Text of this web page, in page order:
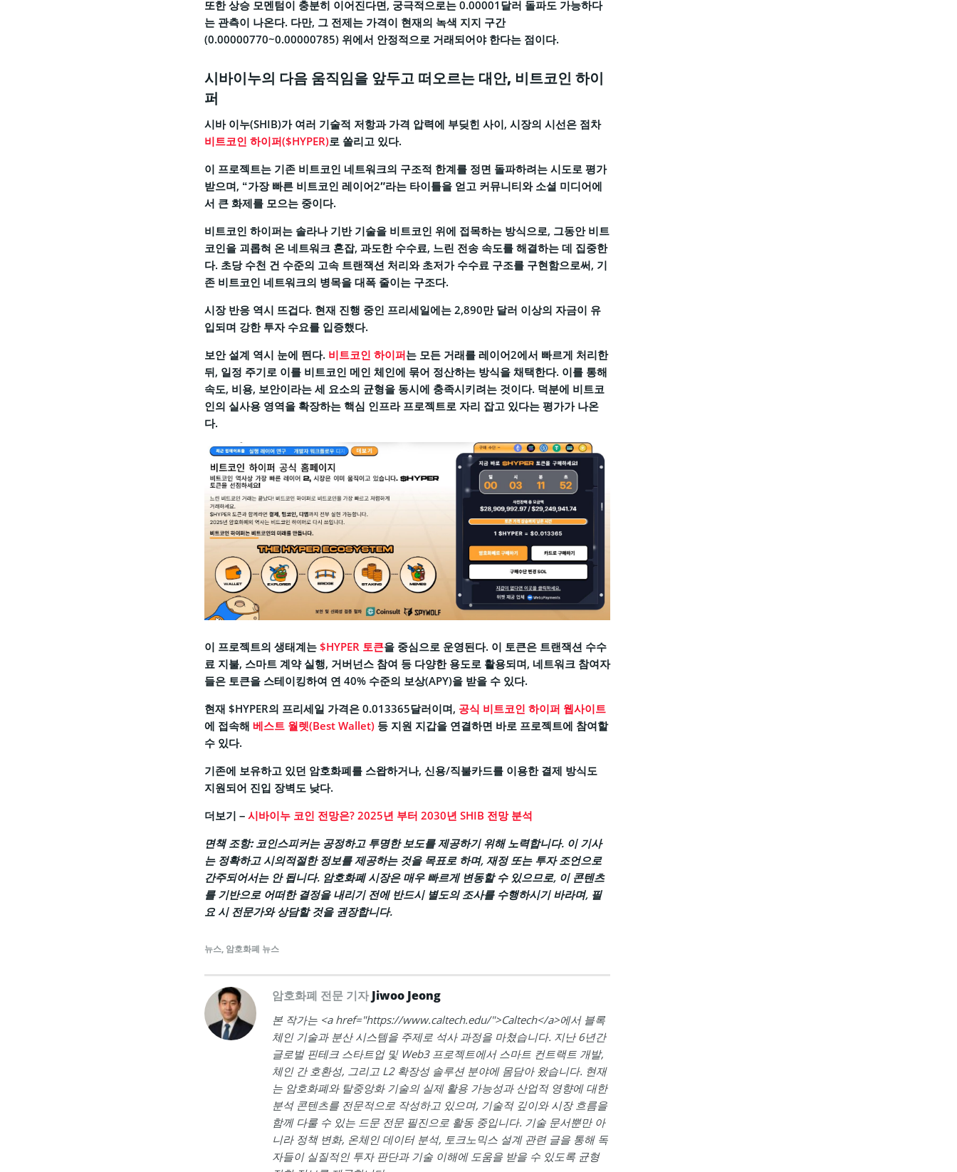
또한 상승 모멘텀이 충분히 이어진다면, 궁극적으로는 0.00001달러 돌파도 가능하다
는 관측이 나온다. 다만, 그 전제는 가격이 현재의 녹색 지지 구간
(0.00000770~0.00000785) 위에서 안정적으로 거래되어야 한다는 점이다.
시바이누의 다음 움직임을 앞두고 떠오르는 대안, 비트코인 하이
퍼
시바 이누(SHIB)가 여러 기술적 저항과 가격 압력에 부딪힌 사이, 시장의 시선은 점차
비트코인 하이퍼($HYPER)로 쏠리고 있다.
이 프로젝트는 기존 비트코인 네트워크의 구조적 한계를 정면 돌파하려는 시도로 평가
받으며, “가장 빠른 비트코인 레이어2″라는 타이틀을 얻고 커뮤니티와 소셜 미디어에
서 큰 화제를 모으는 중이다.
비트코인 하이퍼는 솔라나 기반 기술을 비트코인 위에 접목하는 방식으로, 그동안 비트
코인을 괴롭혀 온 네트워크 혼잡, 과도한 수수료, 느린 전송 속도를 해결하는 데 집중한
다. 초당 수천 건 수준의 고속 트랜잭션 처리와 초저가 수수료 구조를 구현함으로써, 기
존 비트코인 네트워크의 병목을 대폭 줄이는 구조다.
시장 반응 역시 뜨겁다. 현재 진행 중인 프리세일에는 2,890만 달러 이상의 자금이 유
입되며 강한 투자 수요를 입증했다.
보안 설계 역시 눈에 띈다. 비트코인 하이퍼는 모든 거래를 레이어2에서 빠르게 처리한
뒤, 일정 주기로 이를 비트코인 메인 체인에 묶어 정산하는 방식을 채택한다. 이를 통해
속도, 비용, 보안이라는 세 요소의 균형을 동시에 충족시키려는 것이다. 덕분에 비트코
인의 실사용 영역을 확장하는 핵심 인프라 프로젝트로 자리 잡고 있다는 평가가 나온
다.
이 프로젝트의 생태계는 $HYPER 토큰을 중심으로 운영된다. 이 토큰은 트랜잭션 수수
료 지불, 스마트 계약 실행, 거버넌스 참여 등 다양한 용도로 활용되며, 네트워크 참여자
들은 토큰을 스테이킹하여 연 40% 수준의 보상(APY)을 받을 수 있다.
현재 $HYPER의 프리세일 가격은 0.013365달러이며, 공식 비트코인 하이퍼 웹사이트
에 접속해 베스트 월렛(Best Wallet) 등 지원 지갑을 연결하면 바로 프로젝트에 참여할
수 있다.
기존에 보유하고 있던 암호화폐를 스왑하거나, 신용/직불카드를 이용한 결제 방식도
지원되어 진입 장벽도 낮다.
더보기 – 시바이누 코인 전망은? 2025년 부터 2030년 SHIB 전망 분석
면책 조항:코인스피커는 공정하고 투명한 보도를 제공하기 위해 노력합니다. 이 기사
는 정확하고 시의적절한 정보를 제공하는 것을 목표로 하며, 재정 또는 투자 조언으로
간주되어서는 안 됩니다. 암호화폐 시장은 매우 빠르게 변동할 수 있으므로, 이 콘텐츠
를 기반으로 어떠한 결정을 내리기 전에 반드시 별도의 조사를 수행하시기 바라며, 필
요 시 전문가와 상담할 것을 권장합니다.
뉴스, 암호화폐 뉴스
암호화폐 전문 기자Jiwoo Jeong
본 작가는 <a href="https://www.caltech.edu/">Caltech</a>에서 블록
체인 기술과 분산 시스템을 주제로 석사 과정을 마쳤습니다. 지난 6년간
글로벌 핀테크 스타트업 및 Web3 프로젝트에서 스마트 컨트랙트 개발,
체인 간 호환성, 그리고 L2 확장성 솔루션 분야에 몸담아 왔습니다. 현재
는 암호화폐와 탈중앙화 기술의 실제 활용 가능성과 산업적 영향에 대한
분석 콘텐츠를 전문적으로 작성하고 있으며, 기술적 깊이와 시장 흐름을
함께 다룰 수 있는 드문 전문 필진으로 활동 중입니다. 기술 문서뿐만 아
니라 정책 변화, 온체인 데이터 분석, 토크노믹스 설계 관련 글을 통해 독
자들이 실질적인 투자 판단과 기술 이해에 도움을 받을 수 있도록 균형